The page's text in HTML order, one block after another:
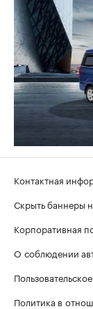
Контактная
Скрыть баннеры
Корпоративная
О соблюдении
Политика в